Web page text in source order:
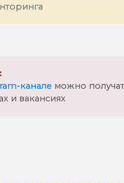
канале можно
и вакансиях